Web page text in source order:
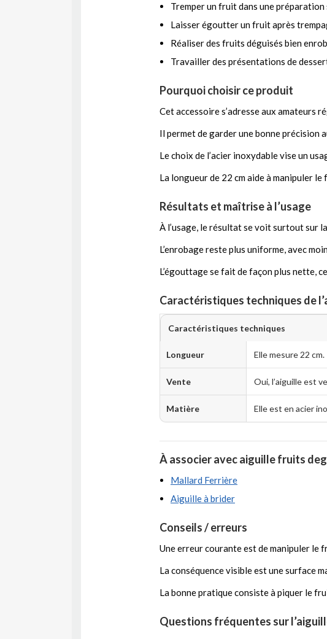
Tremper un fruit dans une préparation
Laisser égoutter un fruit après
Réaliser des fruits déguisés bien
Travailler des présentations de
Pourquoi choisir ce produit
Cet accessoire s’adresse aux amateurs
Il permet de garder une bonne précision
Le choix de l’acier inoxydable vise un
La longueur de 22 cm aide à manipuler
Résultats et maîtrise à l’usage
À l’usage, le résultat se voit surtout sur
L’enrobage reste plus uniforme, avec
L’égouttage se fait de façon plus nette,
Caractéristiques techniques de
Caractéristiques techniques
Longueur Elle mesure 22 cm.
Vente Oui, l’aiguille est
Matière Elle est en acier
À associer avec aiguille fruits
Mallard Ferrière
Aiguille à brider
Conseils / erreurs
Une erreur courante est de manipuler le
La conséquence visible est une surface
La bonne pratique consiste à piquer le
Questions fréquentes sur